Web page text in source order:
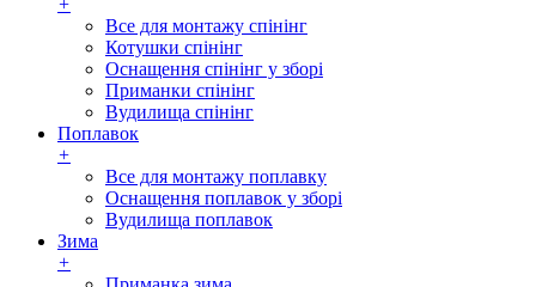
+
Все для монтажу спінінг
Котушки спінінг
Оснащення спінінг у зборі
Приманки спінінг
Вудилища спінінг
Поплавок
+
Все для монтажу поплавку
Оснащення поплавок у зборі
Вудилища поплавок
Зима
+